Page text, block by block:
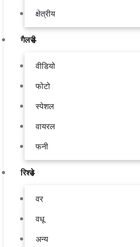
क्षेत्रीय
गैलरी
वीडियो
फोटो
स्पेशल
वायरल
फनी
रिश्ते
वर
वधू
अन्य